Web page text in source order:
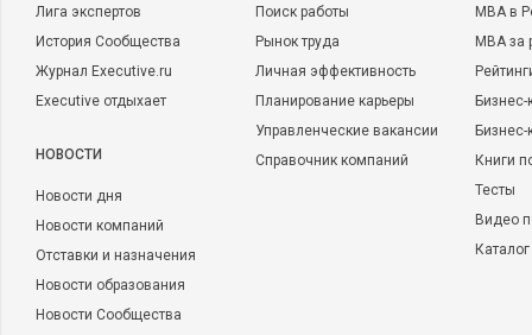
Лига экспертов
История Сообщества
Журнал Executive.ru
Executive отдыхает
НОВОСТИ
Новости дня
Новости компаний
Отставки и назначения
Новости образования
Новости Сообщества
Поиск работы
Рынок труда
Личная эффективность
Планирование карьеры
Управленческие вакансии
Справочник компаний
MBA в
MBA
Бизнес-
Книги
Тесты
Видео